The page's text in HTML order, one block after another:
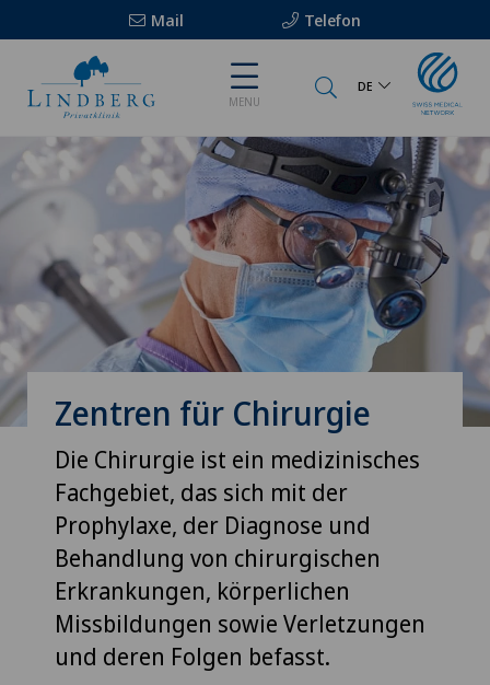
Mail Telefon
MENU
DE
Zentren für Chirurgie
Die Chirurgie ist ein medizinisches
Fachgebiet, das sich mit der
Prophylaxe, der Diagnose und
Behandlung von chirurgischen
Erkrankungen, körperlichen
Missbildungen sowie Verletzungen
und deren Folgen befasst.